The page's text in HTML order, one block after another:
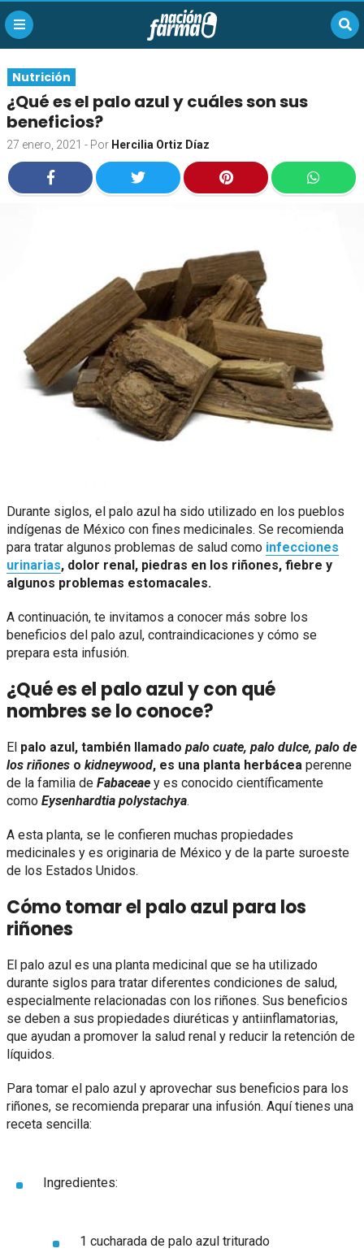
Nutrición
¿Qué es el palo azul y cuáles son sus
beneficios?
27 enero, 2021 - Por Hercilia Ortiz Díaz
Durante siglos, el palo azul ha sido utilizado en los pueblos
indígenas de México con fines medicinales. Se recomienda
para tratar algunos problemas de salud como infecciones
urinarias, dolor renal, piedras en los riñones, fiebre y
algunos problemas estomacales.
A continuación, te invitamos a conocer más sobre los
beneficios del palo azul, contraindicaciones y cómo se
prepara esta infusión.
¿Qué es el palo azul y con qué
nombres se lo conoce?
El palo azul, también llamado palo cuate, palo dulce, palo de
los riñones o kidneywood, es una planta herbácea perenne
de la familia de Fabaceae y es conocido científicamente
como Eysenhardtia polystachya.
A esta planta, se le confieren muchas propiedades
medicinales y es originaria de México y de la parte suroeste
de los Estados Unidos.
Cómo tomar el palo azul para los
riñones
El palo azul es una planta medicinal que se ha utilizado
durante siglos para tratar diferentes condiciones de salud,
especialmente relacionadas con los riñones. Sus beneficios
se deben a sus propiedades diuréticas y antiinflamatorias,
que ayudan a promover la salud renal y reducir la retención de
líquidos.
Para tomar el palo azul y aprovechar sus beneficios para los
riñones, se recomienda preparar una infusión. Aquí tienes una
receta sencilla:
Ingredientes:
1 cucharada de palo azul triturado